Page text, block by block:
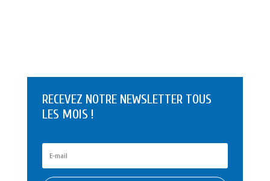
RECEVEZ NOTRE NEWSLETTER TOUS
LES MOIS !